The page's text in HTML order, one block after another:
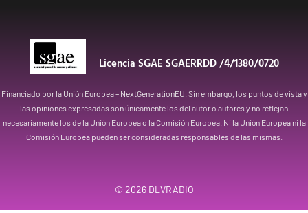
Licencia SGAE SGAERRDD /4/1380/0720
Financiado por la Unión Europea – NextGenerationEU. Sin embargo, los puntos de vista y
las opiniones expresadas son únicamente los del autor o autores y no reflejan
necesariamente los de la Unión Europea o la Comisión Europea. Ni la Unión Europea ni la
Comisión Europea pueden ser consideradas responsables de las mismas.
© 2026 DLVRADIO